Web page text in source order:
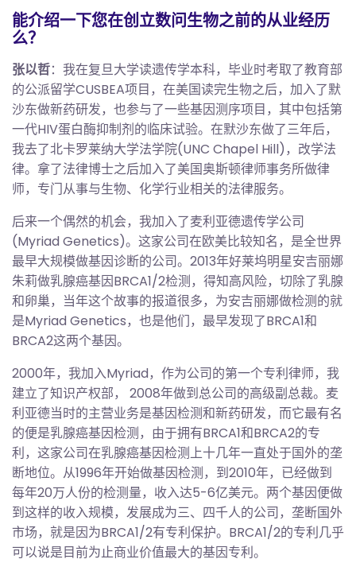
能介绍一下您在创立数问生物之前的从业经历
么？
张以哲：我在复旦大学读遗传学本科，毕业时考取了教育部
的公派留学CUSBEA项目，在美国读完生物之后，加入了默
沙东做新药研发，也参与了一些基因测序项目，其中包括第
一代HIV蛋白酶抑制剂的临床试验。在默沙东做了三年后，
我去了北卡罗莱纳大学法学院(UNC Chapel Hill)，改学法
律。拿了法律博士之后加入了美国奥斯顿律师事务所做律
师，专门从事与生物、化学行业相关的法律服务。
后来一个偶然的机会，我加入了麦利亚德遗传学公司
(Myriad Genetics)。这家公司在欧美比较知名，是全世界
最早大规模做基因诊断的公司。2013年好莱坞明星安吉丽娜
朱莉做乳腺癌基因BRCA1/2检测，得知高风险，切除了乳腺
和卵巢，当年这个故事的报道很多，为安吉丽娜做检测的就
是Myriad Genetics，也是他们，最早发现了BRCA1和
BRCA2这两个基因。
2000年，我加入Myriad，作为公司的第一个专利律师，我
建立了知识产权部， 2008年做到总公司的高级副总裁。麦
利亚德当时的主营业务是基因检测和新药研发，而它最有名
的便是乳腺癌基因检测，由于拥有BRCA1和BRCA2的专
利，这家公司在乳腺癌基因检测上十几年一直处于国外的垄
断地位。从1996年开始做基因检测，到2010年，已经做到
每年20万人份的检测量，收入达5-6亿美元。两个基因便做
到这样的收入规模，发展成为三、四千人的公司，垄断国外
市场，就是因为BRCA1/2有专利保护。BRCA1/2的专利几乎
可以说是目前为止商业价值最大的基因专利。